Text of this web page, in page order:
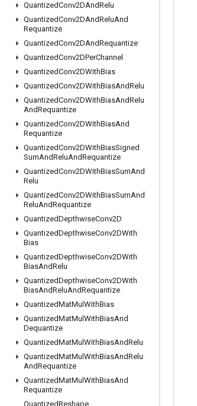
QuantizedConv2DAndRelu
QuantizedConv2DAndReluAnd
Requantize
QuantizedConv2DAndRequantize
QuantizedConv2DPerChannel
QuantizedConv2DWithBias
QuantizedConv2DWithBiasAndRelu
QuantizedConv2DWithBiasAndRelu
AndRequantize
QuantizedConv2DWithBiasAnd
Requantize
QuantizedConv2DWithBiasSigned
SumAndReluAndRequantize
QuantizedConv2DWithBiasSumAnd
Relu
QuantizedConv2DWithBiasSumAnd
ReluAndRequantize
QuantizedDepthwiseConv2D
QuantizedDepthwiseConv2DWith
Bias
QuantizedDepthwiseConv2DWith
BiasAndRelu
QuantizedDepthwiseConv2DWith
BiasAndReluAndRequantize
QuantizedMatMul WithBias
QuantizedMatMul WithBiasAnd
Dequantize
QuantizedMatMul WithBiasAndRelu
QuantizedMatMul WithBiasAndRelu
AndRequantize
QuantizedMatMul WithBiasAnd
Requantize
QuantizedReshape